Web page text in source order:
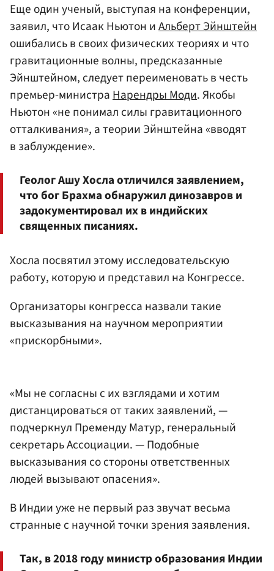
Еще один ученый, выступая на конференции,
заявил, что Исаак Ньютон иАльберт Эйнштейн
ошибались в своих физических теориях и что
гравитационные волны, предсказанные
Эйнштейном, следует переименовать в честь
премьер-министраНарендры Моди. Якобы
Ньютон «не понимал силы гравитационного
отталкивания», а теории Эйнштейна «вводят
в заблуждение».
Геолог Ашу Хосла отличился заявлением,
что бог Брахма обнаружил динозавров и
задокументировал их в индийских
священных писаниях.
Хосла посвятил этому исследовательскую
работу, которую и представил на Конгрессе.
Организаторы конгресса назвали такие
высказывания на научном мероприятии
«прискорбными».
«Мы не согласны с их взглядами и хотим
дистанцироваться от таких заявлений, —
подчеркнул Пременду Матур, генеральный
секретарь Ассоциации. — Подобные
высказывания со стороны ответственных
людей вызывают опасения».
В Индии уже не первый раз звучат весьма
странные с научной точки зрения заявления.
Так, в 2018 году министр образования Индии